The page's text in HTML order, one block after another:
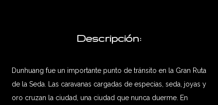
Descripción:
Dunhuang fue un importante punto de tránsito en la Gran Ruta
de la Seda. Las caravanas cargadas de especias, seda, joyas y
oro cruzan la ciudad, una ciudad que nunca duerme. En